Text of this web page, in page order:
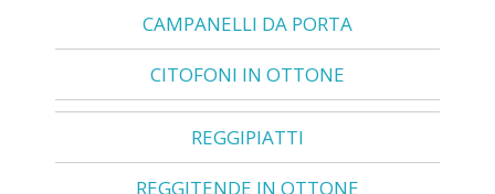
CAMPANELLI DA PORTA
CITOFONI IN OTTONE
REGGIPIATTI
REGGITENDE IN OTTONE